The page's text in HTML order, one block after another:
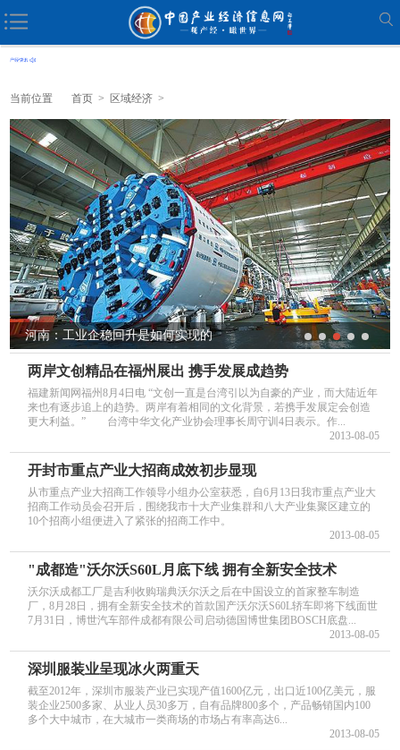
当前位置 首页 > 区域经济 >
河南：工业企稳回升是如何实现的
两岸文创精品在福州展出 携手发展成趋势
福建新闻网福州8月4日电 “文创一直是台湾引以为自豪的产业，而大陆近年
来也有逐步追上的趋势。两岸有着相同的文化背景，若携手发展定会创造
更大利益。” 台湾中华文化产业协会理事长周守训4日表示。作...
2013-08-05
开封市重点产业大招商成效初步显现
从市重点产业大招商工作领导小组办公室获悉，自6月13日我市重点产业大
招商工作动员会召开后，围绕我市十大产业集群和八大产业集聚区建立的
10个招商小组便进入了紧张的招商工作中。
2013-08-05
"成都造"沃尔沃S60L月底下线 拥有全新安全技术
沃尔沃成都工厂是吉利收购瑞典沃尔沃之后在中国设立的首家整车制造
厂，8月28日，拥有全新安全技术的首款国产沃尔沃S60L轿车即将下线面世
7月31日，博世汽车部件成都有限公司启动德国博世集团BOSCH底盘...
2013-08-05
深圳服装业呈现冰火两重天
截至2012年，深圳市服装产业已实现产值1600亿元，出口近100亿美元，服
装企业2500多家、从业人员30多万，自有品牌800多个，产品畅销国内100
多个大中城市，在大城市一类商场的市场占有率高达6...
2013-08-05